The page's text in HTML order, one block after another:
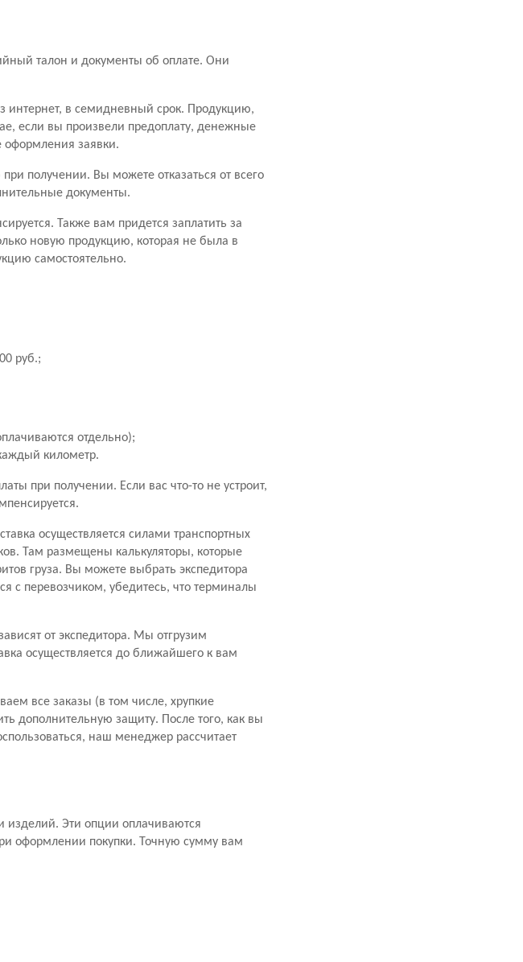
талон и документы об оплате. Они
интернет, в семидневный срок. Продукцию,
если вы произвели предоплату, денежные
оформления заявки.
получении. Вы можете отказаться от всего
документы.
Также вам придется заплатить за
новую продукцию, которая не была в
самостоятельно.
руб.;
отдельно);
километр.
при получении. Если вас что-то не устроит,
осуществляется силами транспортных
Там размещены калькуляторы, которые
груза. Вы можете выбрать экспедитора
с перевозчиком, убедитесь, что терминалы
от экспедитора. Мы отгрузим
осуществляется до ближайшего к вам
все заказы (в том числе, хрупкие
дополнительную защиту. После того, как вы
наш менеджер рассчитает
изделий. Эти опции оплачиваются
оформлении покупки. Точную сумму вам